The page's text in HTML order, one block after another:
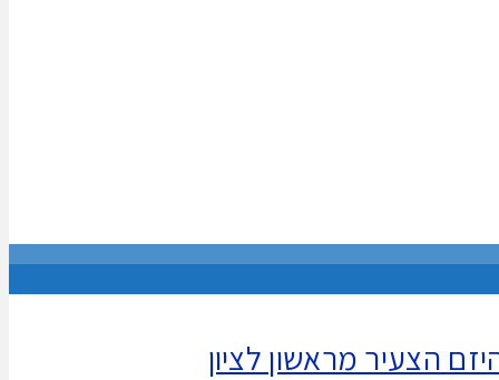
הצעיר מראשון לציון